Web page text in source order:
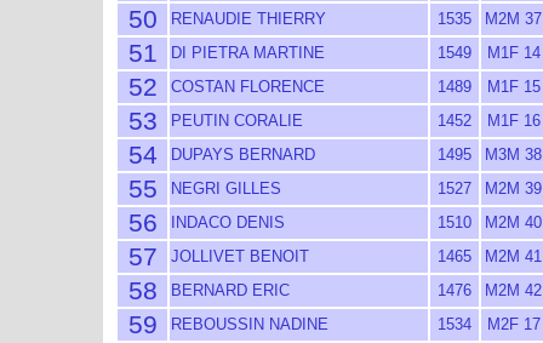
50 RENAUDIE THIERRY 1535 M2M 37
51 DI PIETRA MARTINE 1549 M1F 14
52 COSTAN FLORENCE 1489 M1F 15
53 PEUTIN CORALIE 1452 M1F 16
54 DUPAYS BERNARD 1495 M3M 38
55 NEGRI GILLES 1527 M2M 39
56 INDACO DENIS 1510 M2M 40
57 JOLLIVET BENOIT 1465 M2M 41
58 BERNARD ERIC 1476 M2M 42
59 REBOUSSIN NADINE 1534 M2F 17